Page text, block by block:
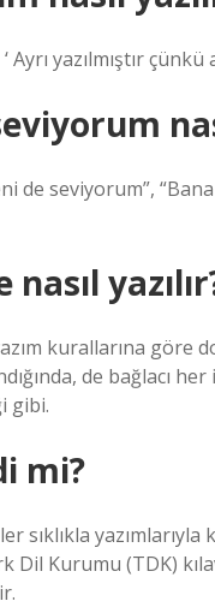
Ayrı yazılmıştır
de seviyorum”,
kurallarına göre
de bağlacı her
gibi.
mi?
sıklıkla
Dil Kurumu (TDK)